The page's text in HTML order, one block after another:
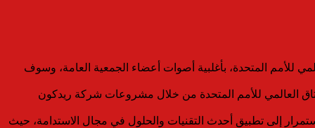
المتحدة، بأغلبية أصوات أعضاء الجمعية العامة، وسوف
العالمي للأمم المتحدة من خلال مشروعات شركة ريدكون
إلى تطبيق أحدث التقنيات والحلول في مجال الاستدامة، حيث